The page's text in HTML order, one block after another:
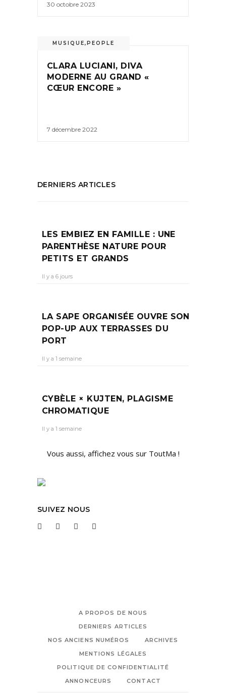
30 octobre 2023
MUSIQUE, PEOPLE
CLARA LUCIANI, DIVA
MODERNE AU GRAND «
CŒUR ENCORE »
7 décembre 2022
DERNIERS ARTICLES
LES EMBIEZ EN FAMILLE : UNE
PARENTHÈSE NATURE POUR
PETITS ET GRANDS
Il y a 6 jours
LA SAPE ORGANISÉE OUVRE SON
POP-UP AUX TERRASSES DU
PORT
Il y a 1 semaine
CYBÈLE × KUJTEN, PLAGISME
CHROMATIQUE
Il y a 1 semaine
Vous aussi, affichez vous sur ToutMa !
SUIVEZ NOUS
A PROPOS DE NOUS
DERNIERS ARTICLES
NOS ANCIENS NUMÉROS
ARCHIVES
MENTIONS LÉGALES
POLITIQUE DE CONFIDENTIALITÉ
ANNONCEURS
CONTACT